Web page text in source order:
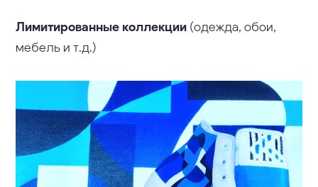
Лимитированные коллекции (одежда, обои,
мебель и т.д.)